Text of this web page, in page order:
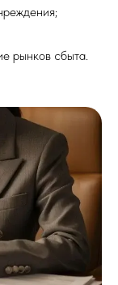
рынков сбыта.